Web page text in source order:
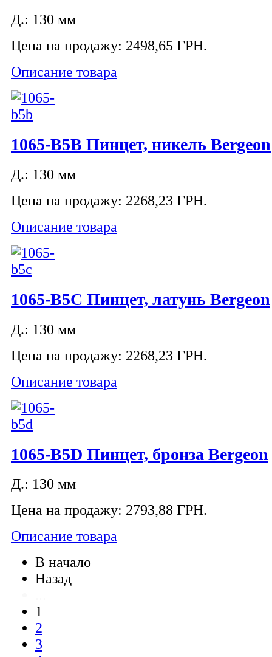
Д.: 130 мм
Цена на продажу: 2498,65 ГРН.
Описание товара
1065-B5B Пинцет, никель Bergeon
Д.: 130 мм
Цена на продажу: 2268,23 ГРН.
Описание товара
1065-B5C Пинцет, латунь Bergeon
Д.: 130 мм
Цена на продажу: 2268,23 ГРН.
Описание товара
1065-B5D Пинцет, бронза Bergeon
Д.: 130 мм
Цена на продажу: 2793,88 ГРН.
Описание товара
В начало
Назад
1
2
3